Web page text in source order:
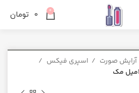
0
0 تومان
آرایش صورت
اسپری فیکس